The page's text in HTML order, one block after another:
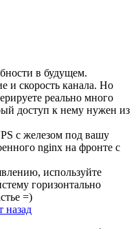
в будущем.
и скорость канала. Но
реально много
доступ к нему нужен из
с железом под вашу
nginx на фронте с
используйте
горизонтально
=)
назад